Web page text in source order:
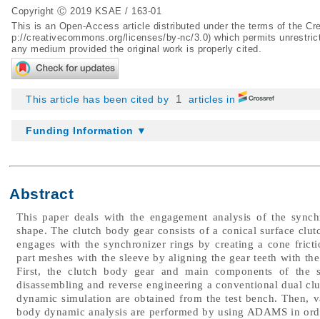
Copyright Ⓒ 2019 KSAE / 163-01
This is an Open-Access article distributed under the terms of the
p://creativecommons.org/licenses/by-nc/3.0) which permits
any medium provided the original work is properly cited.
This article has been cited by 1 articles in
Funding Information ▼
Abstract
This paper deals with the engagement analysis of the
shape. The clutch body gear consists of a conical surface
engages with the synchronizer rings by creating a cone
part meshes with the sleeve by aligning the gear teeth with
First, the clutch body gear and main components of the
disassembling and reverse engineering a conventional dual
dynamic simulation are obtained from the test bench.
body dynamic analysis are performed by using ADAMS in